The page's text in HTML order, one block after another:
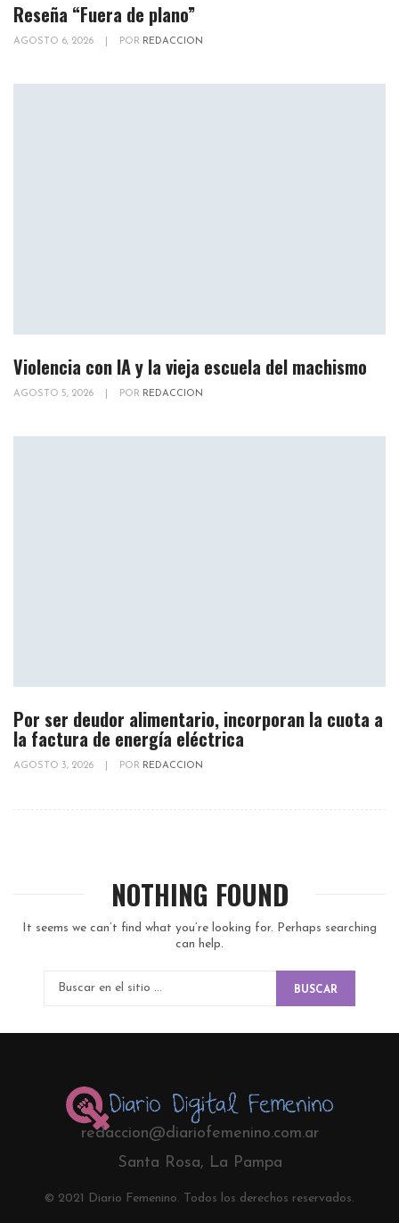
Reseña “Fuera de plano”
AGOSTO 6, 2026 POR REDACCION
Violencia con IA y la vieja escuela del machismo
AGOSTO 5, 2026 POR REDACCION
Por ser deudor alimentario, incorporan la cuota a
la factura de energía eléctrica
AGOSTO 3, 2026 POR REDACCION
NOTHING FOUND
It seems we can’t find what you’re looking for. Perhaps searching
can help.
BUSCAR
redaccion@diariofemenino.com.ar
Santa Rosa, La Pampa
© 2021 Diario Femenino. Todos los derechos reservados.